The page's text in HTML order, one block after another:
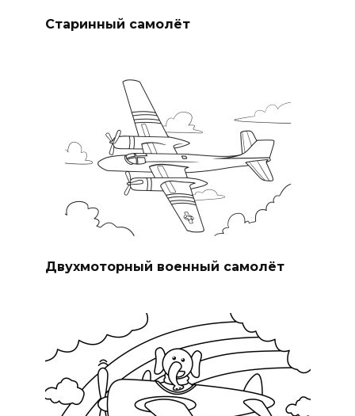
Старинный самолёт
Двухмоторный военный самолёт